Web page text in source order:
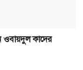
ওবায়দুল কাদের